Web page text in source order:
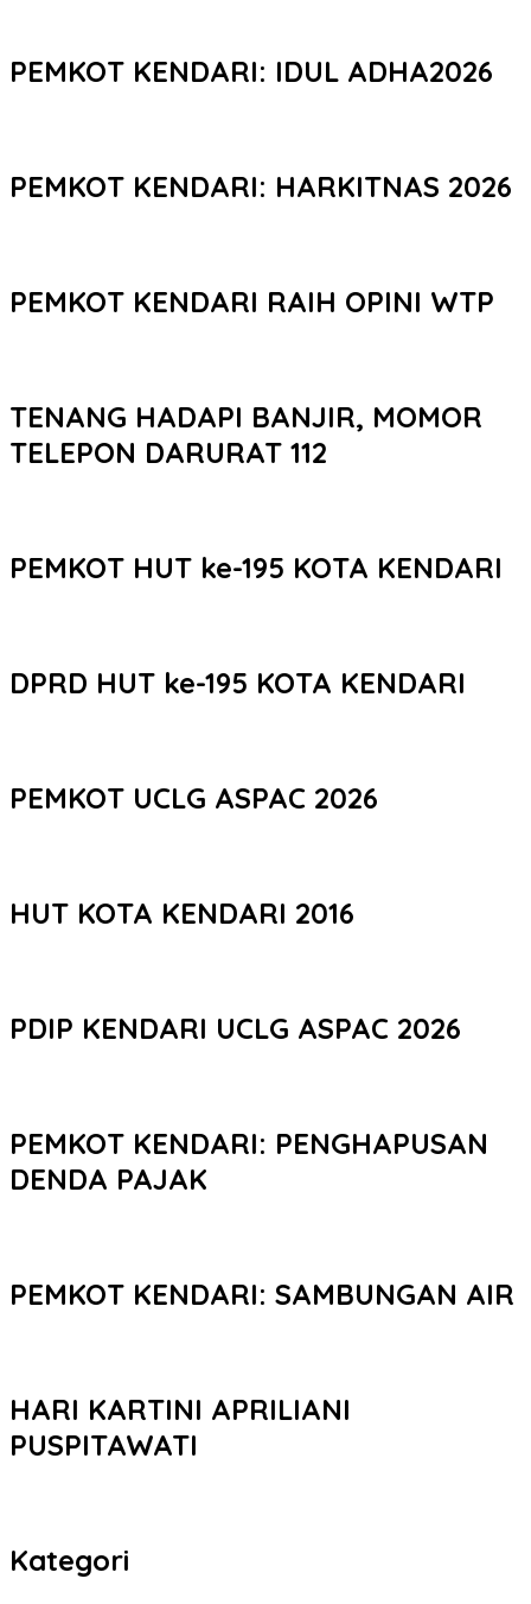
PEMKOT KENDARI: IDUL ADHA2026
PEMKOT KENDARI: HARKITNAS 2026
PEMKOT KENDARI RAIH OPINI WTP
TENANG HADAPI BANJIR, MOMOR
TELEPON DARURAT 112
PEMKOT HUT ke-195 KOTA KENDARI
DPRD HUT ke-195 KOTA KENDARI
PEMKOT UCLG ASPAC 2026
HUT KOTA KENDARI 2016
PDIP KENDARI UCLG ASPAC 2026
PEMKOT KENDARI: PENGHAPUSAN
DENDA PAJAK
PEMKOT KENDARI: SAMBUNGAN AIR
HARI KARTINI APRILIANI
PUSPITAWATI
Kategori